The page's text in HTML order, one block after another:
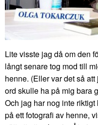
Lite visste jag då om den
långt senare tog mod till
henne. (Eller var det så
ord skulle ha på mig bara
Och jag har nog inte
på ett fotografi av henne,